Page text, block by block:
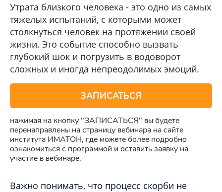
Утрата близкого человека - это одно из самых
тяжелых испытаний, с которыми может
столкнуться человек на протяжении своей
жизни. Это событие способно вызвать
глубокий шок и погрузить в водоворот
сложных и иногда непреодолимых эмоций.
ЗАПИСАТЬСЯ
нажимая на кнопку "ЗАПИСАТЬСЯ" вы будете
перенаправлены на страницу вебинара на сайте
института ИМАТОН, где можете более подробно
ознакомиться с программой и оставить заявку на
участие в вебинаре.
Важно понимать, что процесс скорби не